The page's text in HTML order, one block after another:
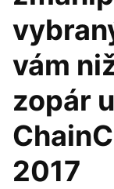
vám
zopár
2017